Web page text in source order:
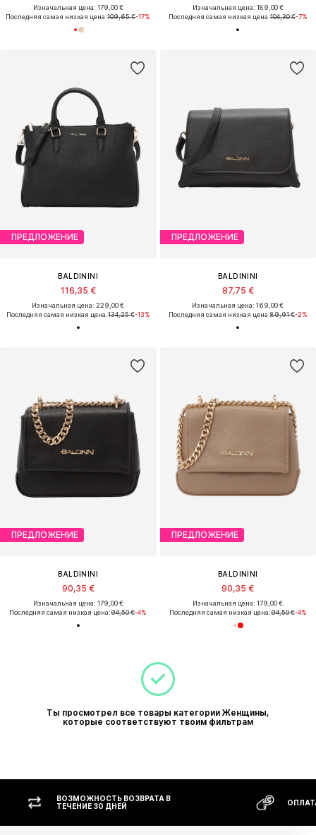
Изначальная цена: 179,00 €
Последняя самая низкая цена:109,65 €-17%
Изначальная цена: 189,00 €
Последняя самая низкая цена:104,30 €-7%
ПРЕДЛОЖЕНИЕ
BALDININI
116,35 €
Изначальная цена: 229,00 €
Последняя самая низкая цена:134,25 €-13%
ПРЕДЛОЖЕНИЕ
BALDININI
87,75 €
Изначальная цена: 169,00 €
Последняя самая низкая цена:89,91 €-2%
ПРЕДЛОЖЕНИЕ
BALDININI
90,35 €
Изначальная цена: 179,00 €
Последняя самая низкая цена:94,50 €-4%
ПРЕДЛОЖЕНИЕ
BALDININI
90,35 €
Изначальная цена: 179,00 €
Последняя самая низкая цена:94,50 €-4%
Ты просмотрел все товары категории Женщины,
которые соответствуют твоим фильтрам
ВОЗМОЖНОСТЬ ВОЗВРАТА В
ТЕЧЕНИЕ 30 ДНЕЙ